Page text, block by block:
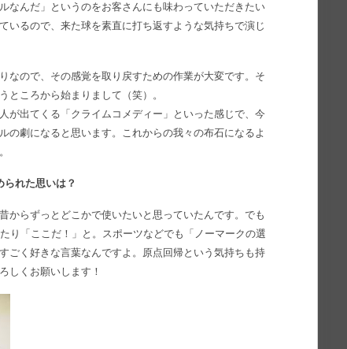
なんだ」というのをお客さんにも味わっていただきたい
いるので、来た球を素直に打ち返すような気持ちで演じ
なので、その感覚を取り戻すための作業が大変です。そ
ところから始まりまして（笑）。
が出てくる「クライムコメディー」といった感じで、今
の劇になると思います。これからの我々の布石になるよ
れた思いは？
からずっとどこかで使いたいと思っていたんです。でも
り「ここだ！」と。スポーツなどでも「ノーマークの選
ごく好きな言葉なんですよ。原点回帰という気持ちも持
しくお願いします！